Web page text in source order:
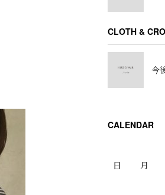
CLOTH &
今
CALENDAR
日
月